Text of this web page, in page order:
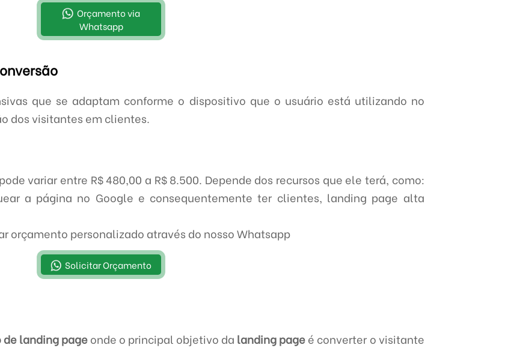
Orçamento via
Whatsapp
que se adaptam conforme o dispositivo que o usuário está utilizando no
dos visitantes em clientes.
pode variar entre R$ 480,00 a R$ 8.500. Depende dos recursos que ele terá, como:
a página no Google e consequentemente ter clientes, landing page alta
orçamento personalizado através do nosso Whatsapp
Solicitar Orçamento
de landing pageonde o principal objetivo da landing pageé converter o visitante